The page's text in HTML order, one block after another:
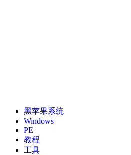
黑苹果系统
Windows
PE
教程
工具